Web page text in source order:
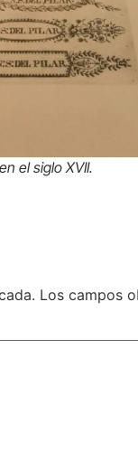
el siglo XVII.
Los campos